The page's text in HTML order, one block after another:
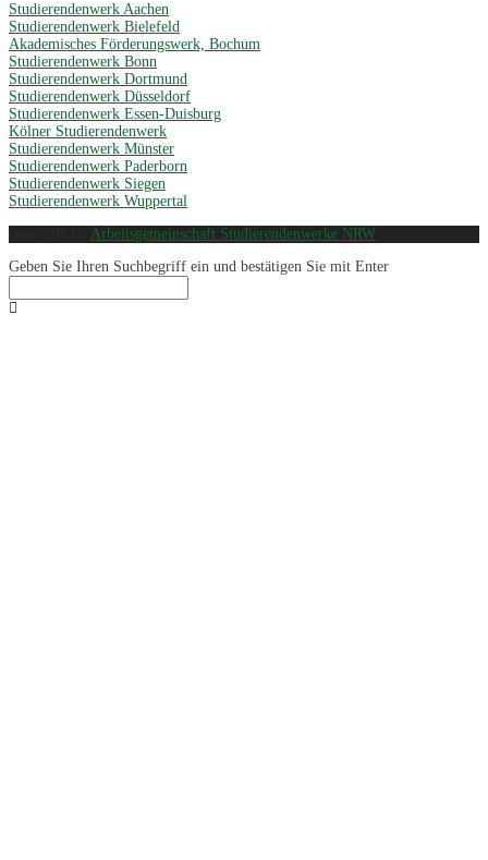
Studierendenwerk Aachen
Studierendenwerk Bielefeld
Akademisches Förderungswerk, Bochum
Studierendenwerk Bonn
Studierendenwerk Dortmund
Studierendenwerk Düsseldorf
Studierendenwerk Essen-Duisburg
Kölner Studierendenwerk
Studierendenwerk Münster
Studierendenwerk Paderborn
Studierendenwerk Siegen
Studierendenwerk Wuppertal
Arbeitsgemeinschaft Studierendenwerke NRW
Geben Sie Ihren Suchbegriff ein und bestätigen Sie mit Enter